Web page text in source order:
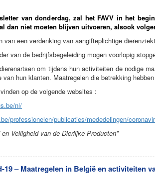
van donderdag, zal het FAVV in het
dan niet moeten blijven uitvoeren, alsook
van een verdenking van aangifteplichtige
van de bedrijfsbegeleiding mogen voorlopig
om tijdens hun activiteiten de nodige
hun klanten. Maatregelen die betrekking
op de volgende websites :
nl/
professionelen/publicaties/mededelingen/
Veiligheid van de Dierlijke Producten”
– Maatregelen in België en activiteiten